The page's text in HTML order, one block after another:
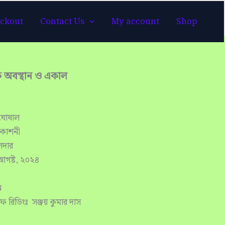
Contact Us My account Shop
অবস্থান ও একাল
২০২৪
রিডিংঃ সঞ্জয় কুমার দাস